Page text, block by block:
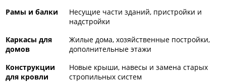
Рамы и балки
Несущие части зданий, пристройки и
надстройки
Каркасы для
домов
Жилые дома, хозяйственные постройки,
дополнительные этажи
Конструкции
для кровли
Новые крыши, навесы и замена старых
стропильных систем